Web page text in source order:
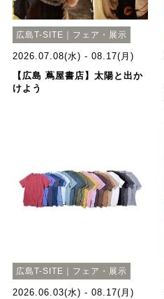
広島T-SITE｜フェア・展示
2026.07.08(水) - 08.17(月)
【広島 蔦屋書店】太陽と出か
けよう
広島T-SITE｜フェア・展示
2026.06.03(水) - 08.17(月)